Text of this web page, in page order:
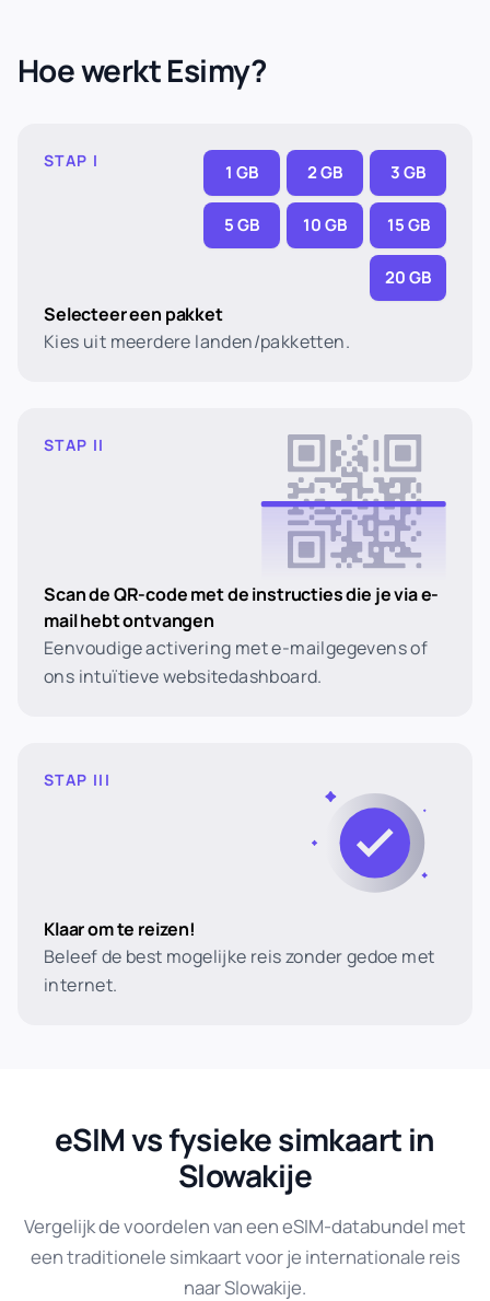
Hoe werkt Esimy?
STAP I
1 GB 2 GB 3 GB
5 GB 10 GB 15 GB
20 GB
Selecteer een pakket
Kies uit meerdere landen/pakketten.
STAP II
Scan de QR-code met de instructies die je via e-
mail hebt ontvangen
Eenvoudige activering met e-mailgegevens of
ons intuïtieve websitedashboard.
STAP III
Klaar om te reizen!
Beleef de best mogelijke reis zonder gedoe met
internet.
eSIM vs fysieke simkaart in
Slowakije
Vergelijk de voordelen van een eSIM-databundel met
een traditionele simkaart voor je internationale reis
naar Slowakije.